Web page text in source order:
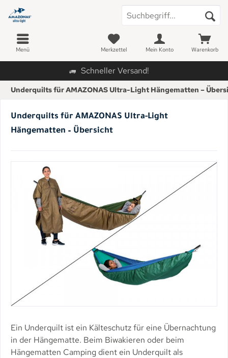
Schneller Versand!
Menü Warenkorb
Merkzettel Mein Konto
Underquilts für AMAZONAS Ultra-Light Hängematten –
Underquilts für AMAZONAS Ultra-Light
Hängematten – Übersicht
Ein Underquilt ist ein Kälteschutz für eine Übernachtung
in der Hängematte. Beim Biwakieren oder beim
Hängematten Camping dient ein Underquilt als